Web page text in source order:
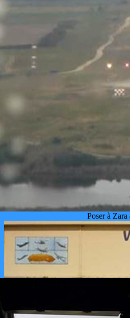
Poser à Zara